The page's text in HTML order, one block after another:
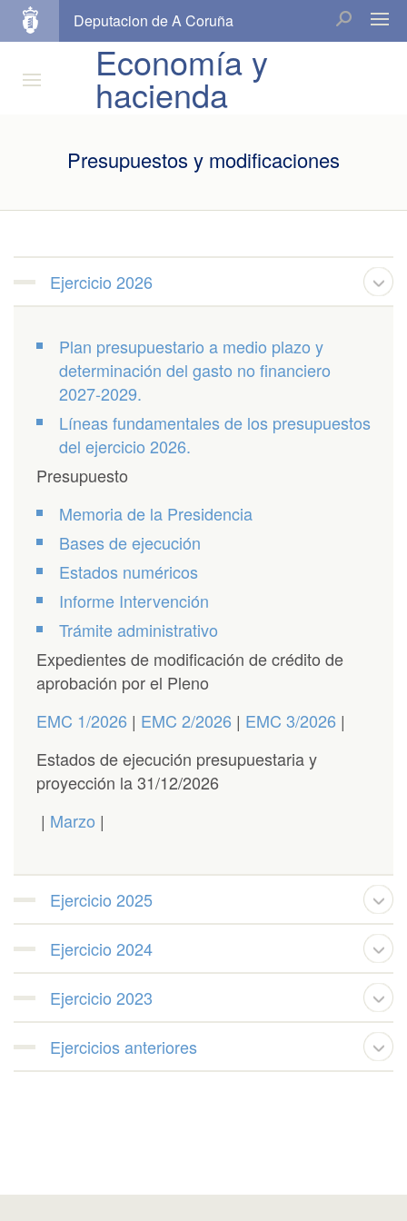
Deputacion de A Coruña
Economía y
hacienda
Presupuestos y modificaciones
Ejercicio 2026
Plan presupuestario a medio plazo y
determinación del gasto no financiero
2027-2029.
Líneas fundamentales de los presupuestos
del ejercicio 2026.
Presupuesto
Memoria de la Presidencia
Bases de ejecución
Estados numéricos
Informe Intervención
Trámite administrativo
Expedientes de modificación de crédito de
aprobación por el Pleno
EMC 1/2026 | EMC 2/2026 | EMC 3/2026 |
Estados de ejecución presupuestaria y
proyección la 31/12/2026
| Marzo |
Ejercicio 2025
Ejercicio 2024
Ejercicio 2023
Ejercicios anteriores